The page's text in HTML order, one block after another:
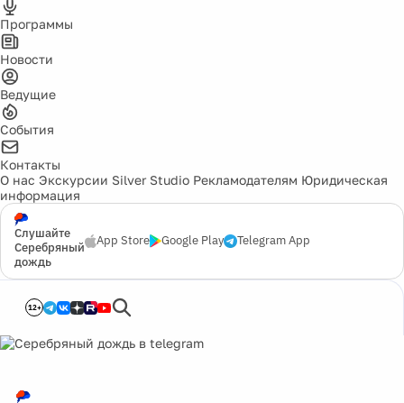
Программы
Новости
Ведущие
События
Контакты
О нас Экскурсии Silver Studio Рекламодателям Юридическая
информация
Слушайте
Серебряный
дождь
App Store Google Play Telegram App
12+